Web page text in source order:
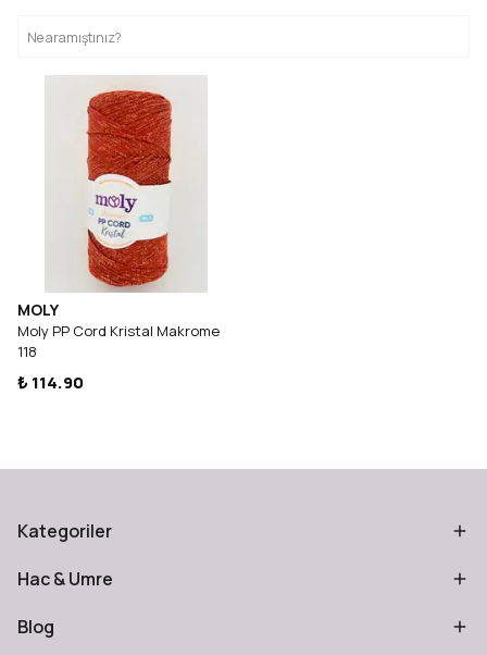
MOLY
Moly PP Cord Kristal Makrome
118
₺ 114.90
Kategoriler
Hac & Umre
Blog